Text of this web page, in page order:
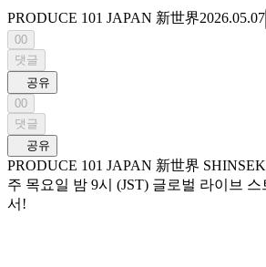
PRODUCE 101 JAPAN 新世界2026.05.07
00
댓글
공유
00
댓글
공유
PRODUCE 101 JAPAN 新世界
주 목요일 밤 9시 (JST) 글로벌 라이브 스
서!